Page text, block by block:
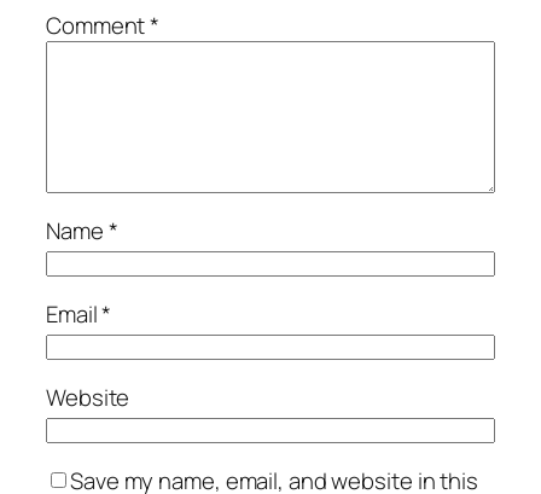
Comment*
Name*
Email*
Website
Save my name, email, and website in this